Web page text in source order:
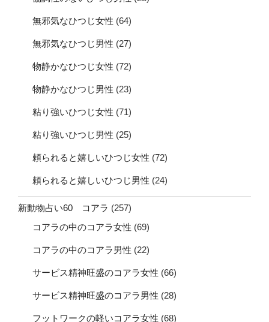
無邪気なひつじ女性 (64)
無邪気なひつじ男性 (27)
物静かなひつじ女性 (72)
物静かなひつじ男性 (23)
粘り強いひつじ女性 (71)
粘り強いひつじ男性 (25)
頼られると嬉しいひつじ女性 (72)
頼られると嬉しいひつじ男性 (24)
新動物占い60 コアラ (257)
コアラの中のコアラ女性 (69)
コアラの中のコアラ男性 (22)
サービス精神旺盛のコアラ女性 (66)
サービス精神旺盛のコアラ男性 (28)
フットワークの軽いコアラ女性 (68)